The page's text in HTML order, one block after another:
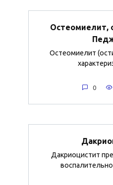
Остеомиелит,
Остеомиелит
0
Дакриоцистит